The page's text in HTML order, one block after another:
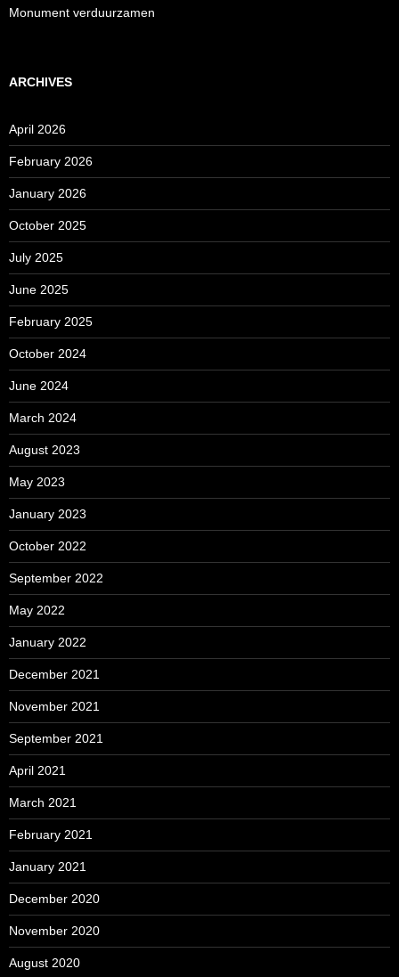
Monument verduurzamen
ARCHIVES
April 2026
February 2026
January 2026
October 2025
July 2025
June 2025
February 2025
October 2024
June 2024
March 2024
August 2023
May 2023
January 2023
October 2022
September 2022
May 2022
January 2022
December 2021
November 2021
September 2021
April 2021
March 2021
February 2021
January 2021
December 2020
November 2020
August 2020